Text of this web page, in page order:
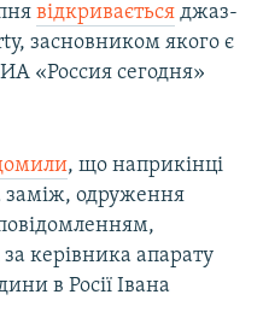
відкривається джаз-
засновником якого є
«Россия сегодня»
, що наприкінці
одруження
керівника апарату
в Росії Івана